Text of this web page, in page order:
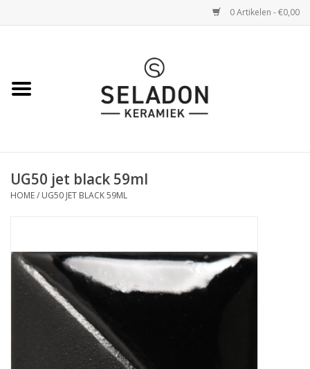
0 Artikelen - €0,00
VERZENDING
SELADON ZOMERDEALS
UG50 jet black 59ml
HOME/ UG50 JET BLACK 59ML